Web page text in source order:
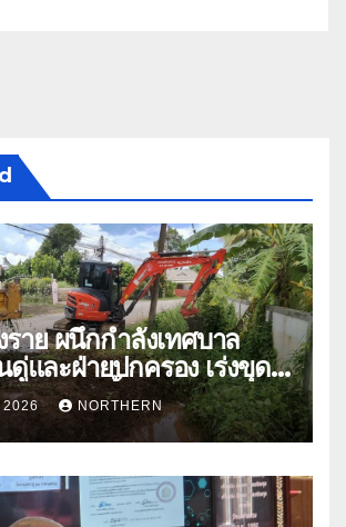
ราย ผนึกกำลังเทศบาล
และฝ่ายปกครอง เร่งขุด
วางทางน้ำ ป้องกันและลด
วม
2026 NORTHERN